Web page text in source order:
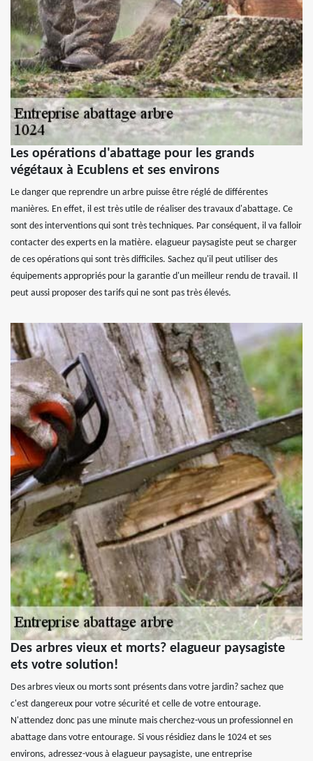
Les opérations d'abattage pour les grands
végétaux à Ecublens et ses environs
Le danger que reprendre un arbre puisse être réglé de différentes
manières. En effet, il est très utile de réaliser des travaux d'abattage. Ce
sont des interventions qui sont très techniques. Par conséquent, il va falloir
contacter des experts en la matière. elagueur paysagiste peut se charger
de ces opérations qui sont très difficiles. Sachez qu'il peut utiliser des
équipements appropriés pour la garantie d'un meilleur rendu de travail. Il
peut aussi proposer des tarifs qui ne sont pas très élevés.
Des arbres vieux et morts? elagueur paysagiste
ets votre solution!
Des arbres vieux ou morts sont présents dans votre jardin? sachez que
c'est dangereux pour votre sécurité et celle de votre entourage.
N'attendez donc pas une minute mais cherchez-vous un professionnel en
abattage dans votre entourage. Si vous résidiez dans le 1024 et ses
environs, adressez-vous à elagueur paysagiste, une entreprise